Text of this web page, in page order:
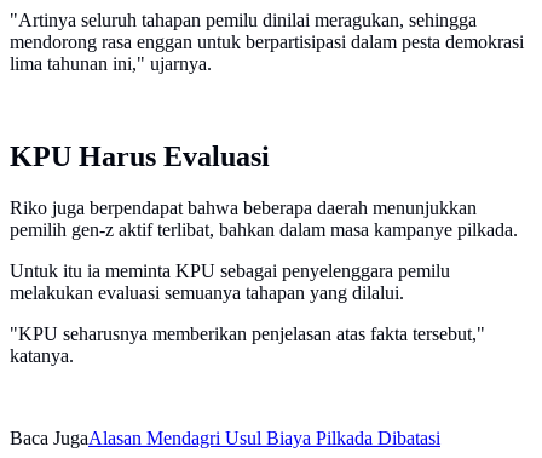
"Artinya seluruh tahapan pemilu dinilai meragukan, sehingga
mendorong rasa enggan untuk berpartisipasi dalam pesta demokrasi
lima tahunan ini," ujarnya.
KPU Harus Evaluasi
Riko juga berpendapat bahwa beberapa daerah menunjukkan
pemilih gen-z aktif terlibat, bahkan dalam masa kampanye pilkada.
Untuk itu ia meminta KPU sebagai penyelenggara pemilu
melakukan evaluasi semuanya tahapan yang dilalui.
"KPU seharusnya memberikan penjelasan atas fakta tersebut,"
katanya.
Baca JugaAlasan Mendagri Usul Biaya Pilkada Dibatasi